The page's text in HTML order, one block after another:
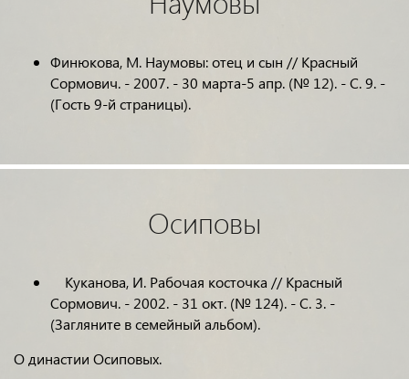
Финюкова, М. Наумовы: отец и сын // Красный
Сормович. - 2007. - 30 марта-5 апр. (№ 12). - С. 9. -
(Гость 9-й страницы).
Осиповы
Куканова, И. Рабочая косточка // Красный
Сормович. - 2002. - 31 окт. (№ 124). - С. 3. -
(Загляните в семейный альбом).
О династии Осиповых.